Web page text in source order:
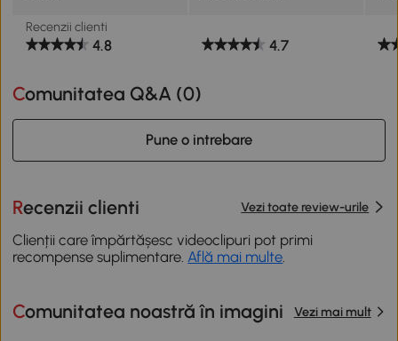
Recenzii clienti
4.8 4.7
Comunitatea Q&A (0)
Pune o intrebare
Recenzii clienti Vezi toate review-urile
Clienții care împărtășesc videoclipuri pot primi
recompense suplimentare. Află mai multe.
Comunitatea noastră în imagini Vezi mai mult